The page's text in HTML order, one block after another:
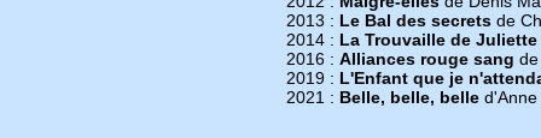
2013 : Le Bal des secrets de
2014 : La Trouvaille de Juliette
2016 : Alliances rouge sang
2019 : L'Enfant que je
2021 : Belle, belle, belle